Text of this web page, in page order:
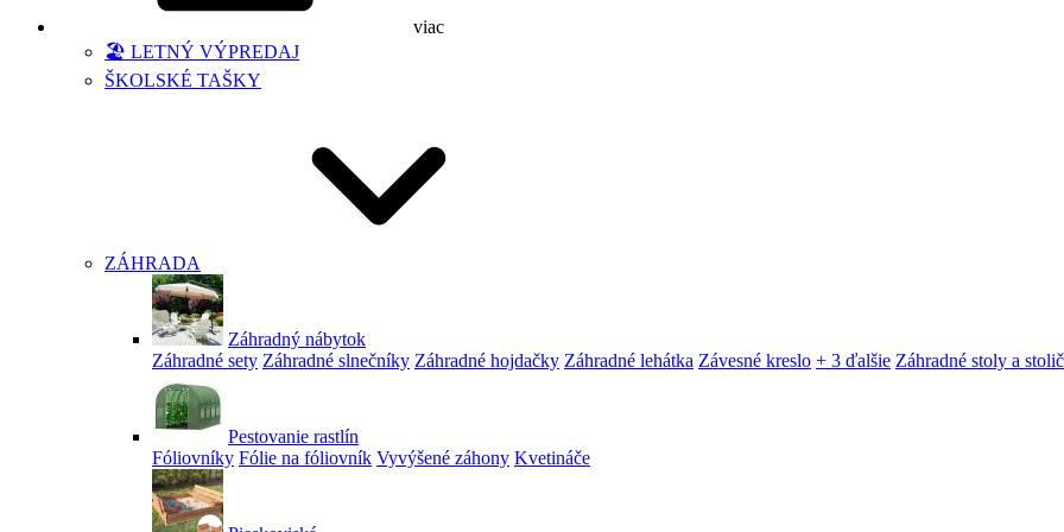
viac
🏖️ LETNÝ VÝPREDAJ
ŠKOLSKÉ TAŠKY
ZÁHRADA
Záhradný nábytok
Záhradné sety Záhradné slnečníky Záhradné hojdačky Záhradné lehátka Závesné kreslo + 3 ďalšie Záhradné stoly a
Pestovanie rastlín
Fóliovníky Fólie na fóliovník Vyvýšené záhony Kvetináče